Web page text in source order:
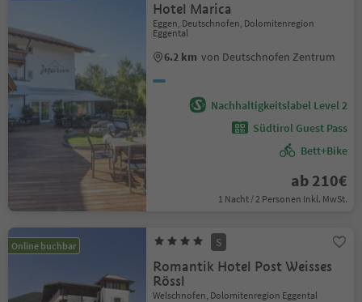
Hotel Marica
Eggen, Deutschnofen, Dolomitenregion
Eggental
6.2 km von Deutschnofen Zentrum
Nachhaltigkeitslabel Level 2
Südtirol Guest Pass
Bett+Bike
ab 210€
1 Nacht / 2 Personen Inkl. MwSt.
Online buchbar S
Romantik Hotel Post Weisses
Rössl
Welschnofen, Dolomitenregion Eggental